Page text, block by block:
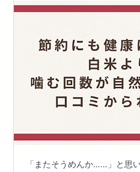
「またそうめんか……」と思